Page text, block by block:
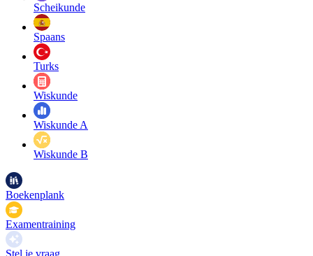
Scheikunde
Spaans
Turks
Wiskunde
Wiskunde A
Wiskunde B
Boekenplank
Examentraining
Stel je vraag